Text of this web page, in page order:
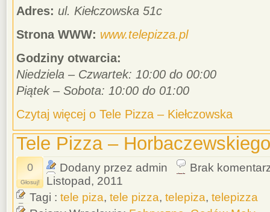
Adres: ul. Kiełczowska 51c
Strona WWW: www.telepizza.pl
Godziny otwarcia:
Niedziela – Czwartek: 10:00 do 00:00
Piątek – Sobota: 10:00 do 01:00
Czytaj więcej o Tele Pizza – Kiełczowska
Tele Pizza – Horbaczewskiego
0
Głosuj!
Dodany przez admin
Brak
Listopad, 2011
Tagi : tele piza, tele pizza, telepiza, telepizza